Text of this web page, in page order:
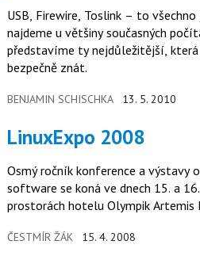
USB, Firewire, Toslink – to
najdeme u většiny současných
představíme ty nejdůležitější,
bezpečně znát.
BENJAMIN SCHISCHKA 13. 5. 2010
LinuxExpo 2008
Osmý ročník konference a výstavy
software se koná ve dnech 15. a
prostorách hotelu Olympik Artemis
ČESTMÍR ŽÁK 15. 4. 2008